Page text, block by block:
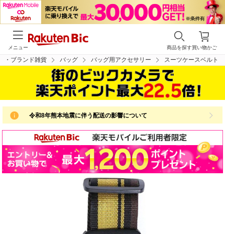
買い物かご
商品を探す
メニュー
・ブランド雑貨 バッグ バッグ用アクセサリー スーツケースベルト
令和8年熊本地震に伴う配送の影響について